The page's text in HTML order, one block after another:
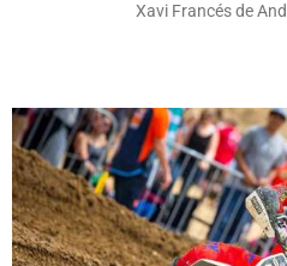
Xavi Francés de